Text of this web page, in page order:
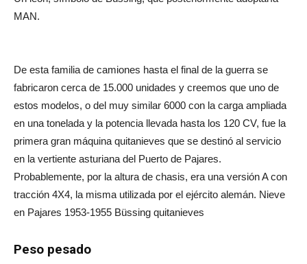
MAN.
De esta familia de camiones hasta el final de la guerra se
fabricaron cerca de 15.000 unidades y creemos que uno de
estos modelos, o del muy similar 6000 con la carga ampliada
en una tonelada y la potencia llevada hasta los 120 CV, fue la
primera gran máquina quitanieves que se destinó al servicio
en la vertiente asturiana del Puerto de Pajares.
Probablemente, por la altura de chasis, era una versión A con
tracción 4X4, la misma utilizada por el ejército alemán. Nieve
en Pajares 1953-1955 Büssing quitanieves
Peso pesado